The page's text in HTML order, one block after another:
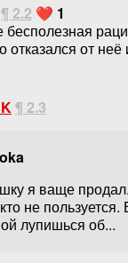
¶ 2.2 ❤️ 1
отказался от неё
¶ 2.3
я ваще
не пользуется.
лупишься об...